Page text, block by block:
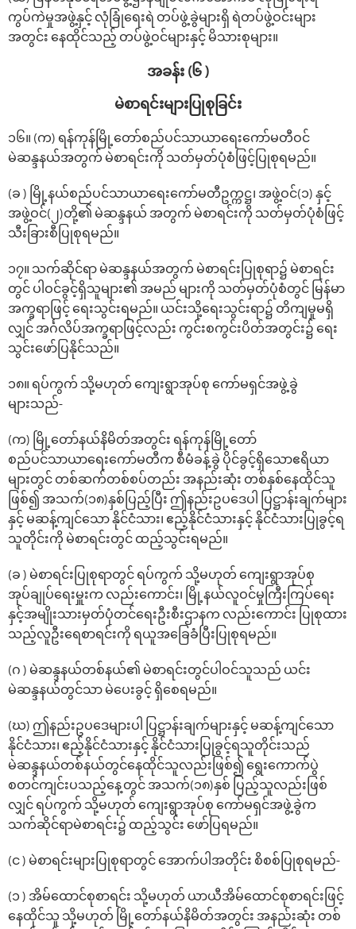
ကွပ်ကဲမှုအဖွဲ့နှင့် လုံခြုံရေးရဲ တပ်ဖွဲ့ခွဲများရှိ ရဲတပ်ဖွဲ့ဝင်းများ
အတွင်း နေထိုင်သည့် တပ်ဖွဲ့ဝင်များနှင့် မိသားစုများ။
အခန်း (၆ )
မဲစာရင်းများပြုစုခြင်း
၁၆။ (က) ရန်ကုန်မြို့တော်စည်ပင်သာယာရေးကော်မတီဝင်
မဲဆန္ဒနယ်အတွက် မဲစာရင်းကို သတ်မှတ်ပုံစံဖြင့်ပြုစုရမည်။
(ခ ) မြို့နယ်စည်ပင်သာယာရေးကော်မတီဥက္ကဋ္ဌ၊ အဖွဲ့ဝင်(၁) နှင့်
အဖွဲ့ဝင်(၂)တို့၏ မဲဆန္ဒနယ် အတွက် မဲစာရင်းကို သတ်မှတ်ပုံစံဖြင့်
သီးခြားစီပြုစုရမည်။
၁၇။ သက်ဆိုင်ရာ မဲဆန္ဒနယ်အတွက် မဲစာရင်းပြုစုရာ၌ မဲစာရင်း
တွင် ပါဝင်ခွင့်ရှိသူများ၏ အမည် များကို သတ်မှတ်ပုံစံတွင် မြန်မာ
အက္ခရာဖြင့် ‌ရေးသွင်းရမည်။ ယင်းသို့‌ရေးသွင်းရာ၌ တိကျမှုမရှိ
လျှင် အင်္ဂလိပ်အက္ခရာဖြင့်လည်း ကွင်းစကွင်းပိတ်အတွင်း၌ ‌ရေး
သွင်း‌ဖော်ပြနိုင်သည်။
၁၈။ ရပ်ကွက် သို့မဟုတ် ကျေးရွာအုပ်စု ကော်မရှင်အဖွဲ့ခွဲ
များသည်-
(က) မြို့တော်နယ်နိမိတ်အတွင်း ရန်ကုန်မြို့တော်
စည်ပင်သာယာရေးကော်မတီက စီမံခန့်ခွဲ ပိုင်ခွင့်ရှိသောဧရိယာ
များတွင် တစ်ဆက်တစ်စပ်တည်း အနည်းဆုံး တစ်နှစ်နေထိုင်သူ
ဖြစ်၍ အသက်(၁၈)နှစ်ပြည့်ပြီး ဤနည်းဥပဒေပါ ပြဋ္ဌာန်းချက်များ
နှင့် မဆန့်ကျင်သော နိုင်ငံသား၊ ဧည့်နိုင်ငံသားနှင့် နိုင်ငံသားပြုခွင့်ရ
သူတိုင်းကို မဲစာရင်းတွင် ထည့်သွင်းရမည်။
(ခ ) မဲစာရင်းပြုစုရာတွင် ရပ်ကွက် သို့မဟုတ် ကျေးရွာအုပ်စု
အုပ်ချုပ်ရေးမှူးက လည်းကောင်း၊ မြို့နယ်လူဝင်မှုကြီးကြပ်ရေး
နှင့်အမျိုးသားမှတ်ပုံတင်ရေးဦးစီးဌာနက လည်းကောင်း ပြုစုထား
သည့်လူဦးရေစာရင်းကို ရယူအခြေခံပြီးပြုစုရမည်။
(ဂ ) မဲဆန္ဒနယ်တစ်နယ်၏ မဲစာရင်းတွင်ပါဝင်သူသည် ယင်း
မဲဆန္ဒနယ်တွင်သာ မဲ‌ပေးခွင့် ရှိ‌စေရမည်။
(ဃ) ဤနည်းဥပဒေများပါ ပြဋ္ဌာန်းချက်များနှင့် မဆန့်ကျင်သော
နိုင်ငံသား၊ ဧည့်နိုင်ငံသားနှင့် နိုင်ငံသားပြုခွင့်ရသူတိုင်းသည်
မဲဆန္ဒနယ်တစ်နယ်တွင်နေထိုင်သူလည်းဖြစ်၍ ရွေးကောက်ပွဲ
စတင်ကျင်းပသည့်နေ့တွင် အသက်(၁၈)နှစ် ပြည့်သူလည်းဖြစ်
လျှင် ရပ်ကွက် သို့မဟုတ် ကျေးရွာအုပ်စု ကော်မရှင်အဖွဲ့ခွဲက
သက်ဆိုင်ရာမဲစာရင်း၌ ထည့်သွင်း ဖော်ပြရမည်။
(င ) မဲစာရင်းများပြုစုရာတွင် အောက်ပါအတိုင်း စိစစ်ပြုစုရမည်-
(၁ ) အိမ်ထောင်စုစာရင်း သို့မဟုတ် ယာယီအိမ်ထောင်စုစာရင်းဖြင့်
နေထိုင်သူ သို့မဟုတ် မြို့တော်နယ်နိမိတ်အတွင်း အနည်းဆုံး တစ်